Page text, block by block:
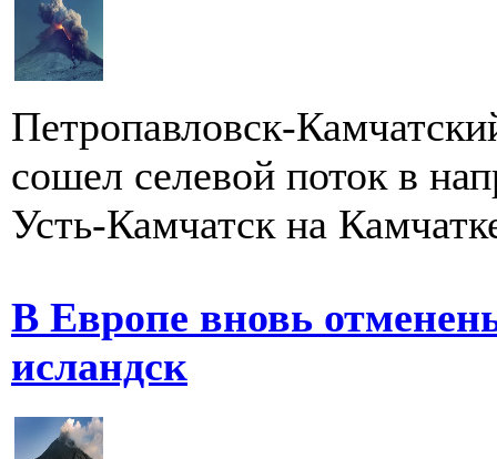
Петропавловск-
сошел селевой поток в
Усть-Камчатск на
В Европе вновь
исландск